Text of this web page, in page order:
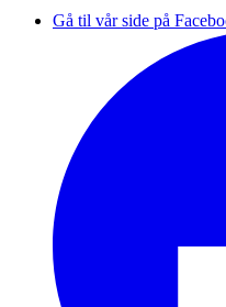
Gå til vår side på